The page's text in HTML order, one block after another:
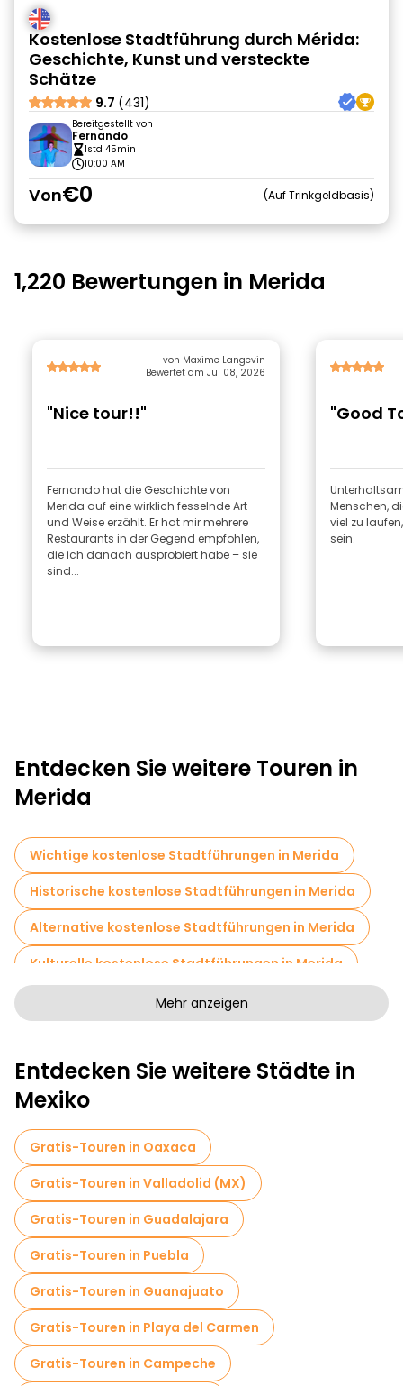
Kostenlose Stadtführung durch Mérida:
Geschichte, Kunst und versteckte
Schätze
9.7 (431)
Bereitgestellt von
Fernando
1std 45min
10:00 AM
Von€0 Auf Trinkgeldbasis
1,220 Bewertungen in Merida
von Maxime Langevin
Bewertet am Jul 08, 2026
"Nice tour!!"
Fernando hat die Geschichte von
Merida auf eine wirklich fesselnde Art
und Weise erzählt. Er hat mir mehrere
Restaurants in der Gegend empfohlen,
die ich danach ausprobiert habe – sie
sind...
"Good
Menschen,
viel zu
sein.
Entdecken Sie weitere Touren in
Merida
Wichtige kostenlose Stadtführungen in Merida
Historische kostenlose Stadtführungen in Merida
Alternative kostenlose Stadtführungen in Merida
Kulturelle kostenlose Stadtführungen in Merida
Kunstfreie Stadtführungen in Merida
Kneipentour in Merida
Sportaktivitäten in Merida
Selbstgeführte Touren in Merida
Markttouren in Merida
Lokale Verkostungstouren in Merida
Kostenlose Tagesausflüge in Merida
Kostenlose Nachtwanderungen in Merida
Fahrradtouren in Merida
Mehr anzeigen
Entdecken Sie weitere Städte in
Mexiko
Gratis-Touren in Oaxaca
Gratis-Touren in Valladolid (MX)
Gratis-Touren in Guadalajara
Gratis-Touren in Puebla
Gratis-Touren in Guanajuato
Gratis-Touren in Playa del Carmen
Gratis-Touren in Campeche